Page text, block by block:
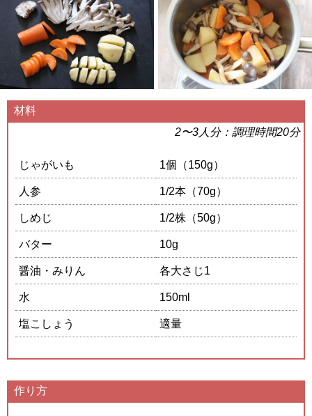
材料
2〜3人分：調理時間20分
じゃがいも 1個（150g）
人参 1/2本（70g）
しめじ 1/2株（50g）
バター 10g
醤油・みりん 各大さじ1
水 150ml
塩こしょう 適量
作り方